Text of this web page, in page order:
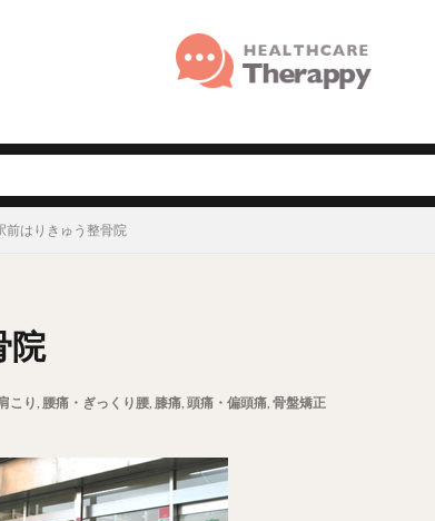
前はりきゅう整骨院
院
こり, 腰痛・ぎっくり腰, 膝痛, 頭痛・偏頭痛, 骨盤矯正